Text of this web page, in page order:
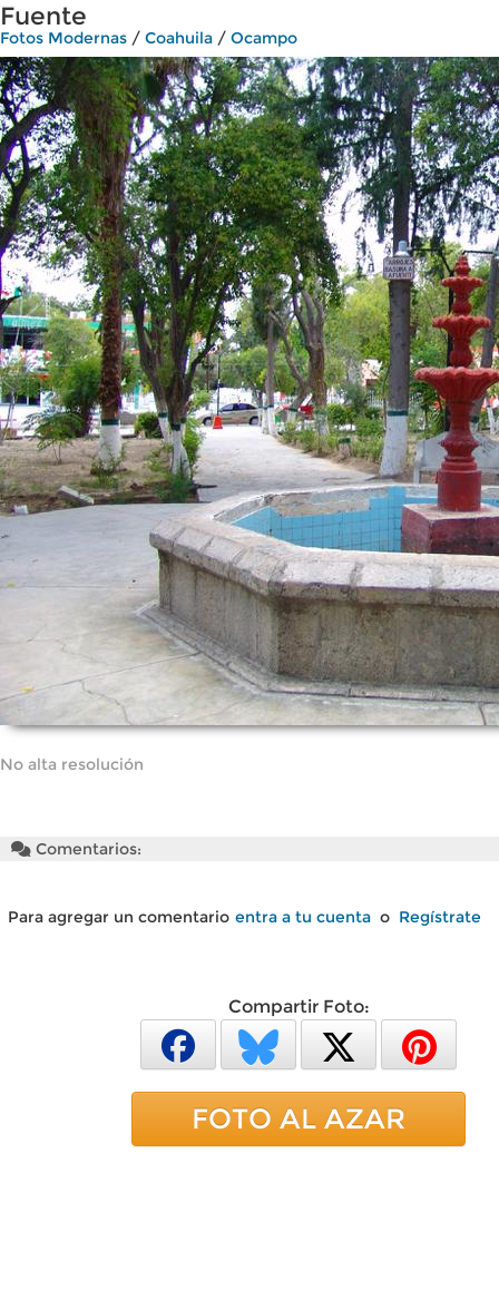
Fuente
Fotos Modernas / Coahuila / Ocampo
No alta resolución
Comentarios:
Para agregar un comentario entra a tu cuenta o Regístrate
Compartir Foto:
FOTO AL AZAR